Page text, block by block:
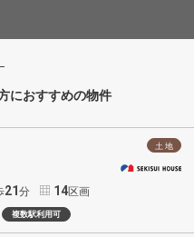
におすすめの物件
土 地
21 分 14区画
複数駅利用可